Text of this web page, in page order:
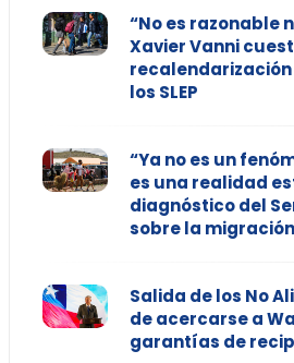
“No es razonable
Xavier Vanni
los SLEP
“Ya no es un
es una realidad
diagnóstico del
sobre la migración
Salida de los No
de acercarse a
garantías de